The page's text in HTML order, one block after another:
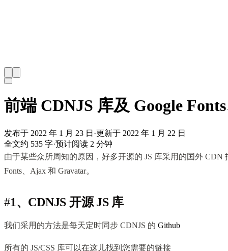
前端 CDNJS 库及 Google
发布于 2022 年 1 月 23 日 ·更新于 2022 年 1 月 22 日
全文约 535 字·预计阅读 2 分钟
由于某些众所周知的原因，好多开源的 JS 库采用的国外
Fonts、Ajax 和 Gravatar。
#1、CDNJS 开源 JS 库
我们采用的方法是每天定时同步 CDNJS 的 Github
所有的 JS/CSS 库可以在这儿找到您需要的链接